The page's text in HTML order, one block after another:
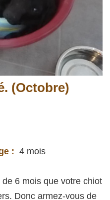
(Octobre)
: 4 mois
6 mois que votre chiot
Donc armez-vous de